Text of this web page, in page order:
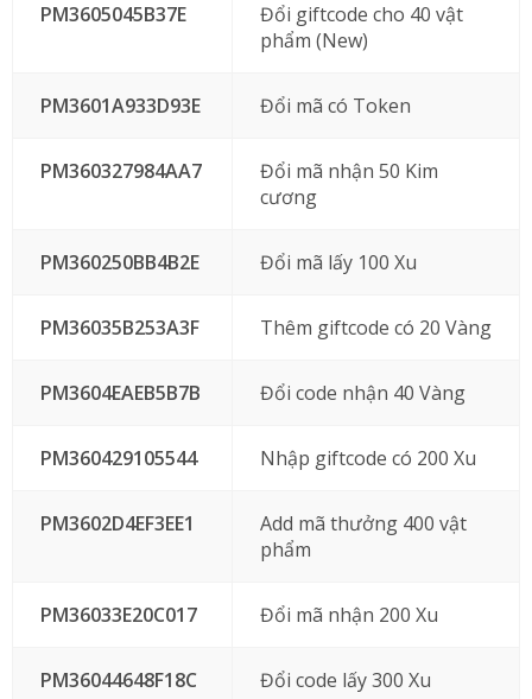
PM3605045B37E
Đổi giftcode cho 40 vật
phẩm (New)
PM3601A933D93E Đổi mã có Token
PM360327984AA7
Đổi mã nhận 50 Kim
cương
PM360250BB4B2E Đổi mã lấy 100 Xu
PM36035B253A3F Thêm giftcode có 20 Vàng
PM3604EAEB5B7B Đổi code nhận 40 Vàng
PM360429105544 Nhập giftcode có 200 Xu
PM3602D4EF3EE1
Add mã thưởng 400 vật
phẩm
PM36033E20C017 Đổi mã nhận 200 Xu
PM36044648F18C Đổi code lấy 300 Xu